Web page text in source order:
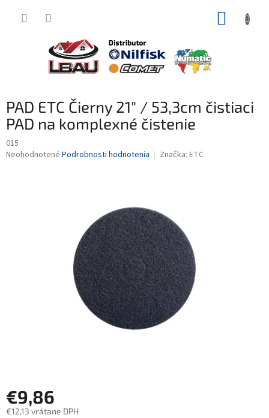
PAD ETC Čierny 21" / 53,3cm čistiaci
PAD na komplexné čistenie
015
Priemerné
Neohodnotené Podrobnosti hodnotenia Značka: ETC
€9,86
€12,13 vrátane DPH